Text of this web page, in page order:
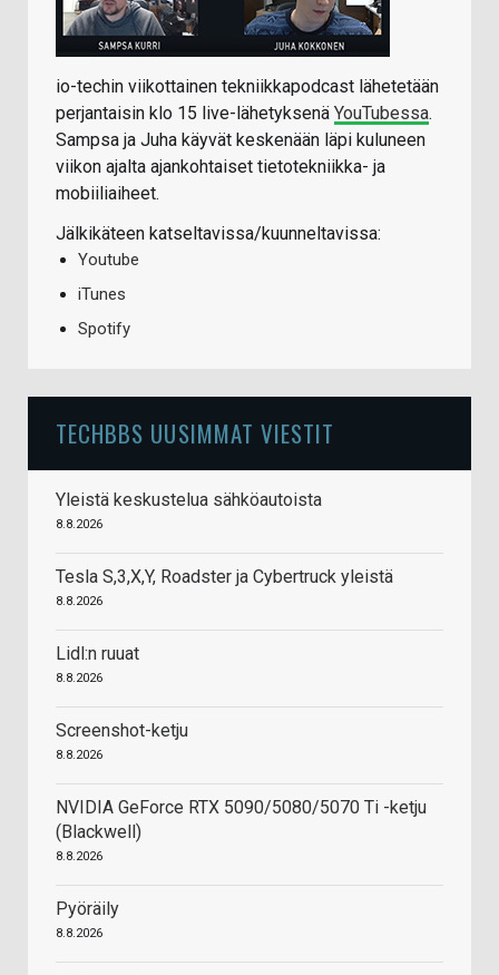
io-techin viikottainen tekniikkapodcast lähetetään
perjantaisin klo 15 live-lähetyksenä YouTubessa.
Sampsa ja Juha käyvät keskenään läpi kuluneen
viikon ajalta ajankohtaiset tietotekniikka- ja
mobiiliaiheet.
Jälkikäteen katseltavissa/kuunneltavissa:
Youtube
iTunes
Spotify
TECHBBS UUSIMMAT VIESTIT
Yleistä keskustelua sähköautoista
8.8.2026
Tesla S,3,X,Y, Roadster ja Cybertruck yleistä
8.8.2026
Lidl:n ruuat
8.8.2026
Screenshot-ketju
8.8.2026
NVIDIA GeForce RTX 5090/5080/5070 Ti -ketju
(Blackwell)
8.8.2026
Pyöräily
8.8.2026